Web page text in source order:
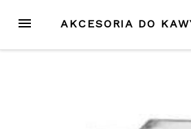
treści
MENU AKCESORIA DO